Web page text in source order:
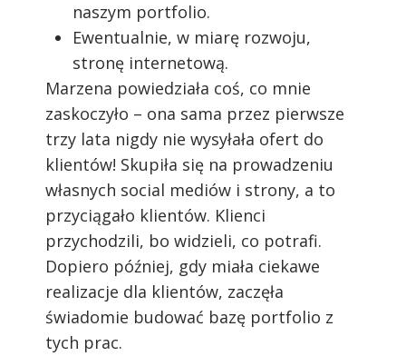
naszym portfolio.
Ewentualnie, w miarę rozwoju,
stronę internetową.
Marzena powiedziała coś, co mnie
zaskoczyło – ona sama przez pierwsze
trzy lata nigdy nie wysyłała ofert do
klientów! Skupiła się na prowadzeniu
własnych social mediów i strony, a to
przyciągało klientów. Klienci
przychodzili, bo widzieli, co potrafi.
Dopiero później, gdy miała ciekawe
realizacje dla klientów, zaczęła
świadomie budować bazę portfolio z
tych prac.
Zgoda na pliki cookie
Cookies to małe pliki danych, które są
przechowywane na Twoim urządzeniu
podczas przeglądania stron internetowych.
Używamy ich do poprawy działania serwisu,
personalizacji treści, oraz analizy ruchu na
stronie.
Dostosuj Zezwól na wszystkie